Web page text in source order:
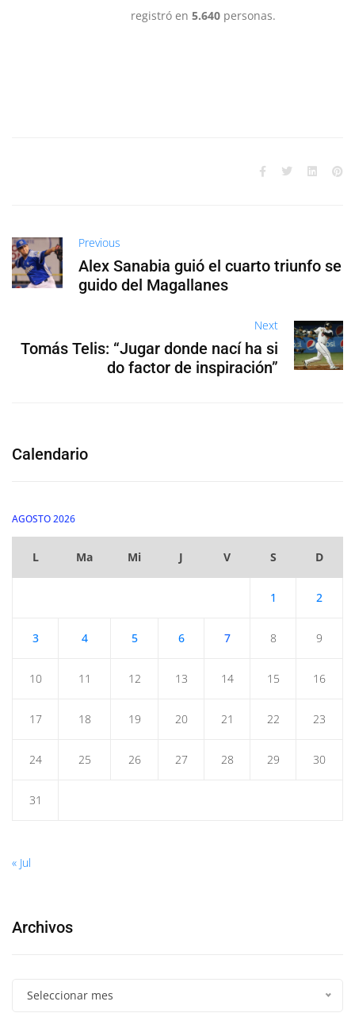
registró en 5.640 personas.
Previous
Alex Sanabia guió el cuarto triunfo se
guido del Magallanes
Next
Tomás Telis: “Jugar donde nací ha si
do factor de inspiración”
Calendario
AGOSTO 2026
L Ma Mi J V S D
1 2
3 4 5 6 7 8 9
10 11 12 13 14 15 16
17 18 19 20 21 22 23
24 25 26 27 28 29 30
31
« Jul
Archivos
Seleccionar mes